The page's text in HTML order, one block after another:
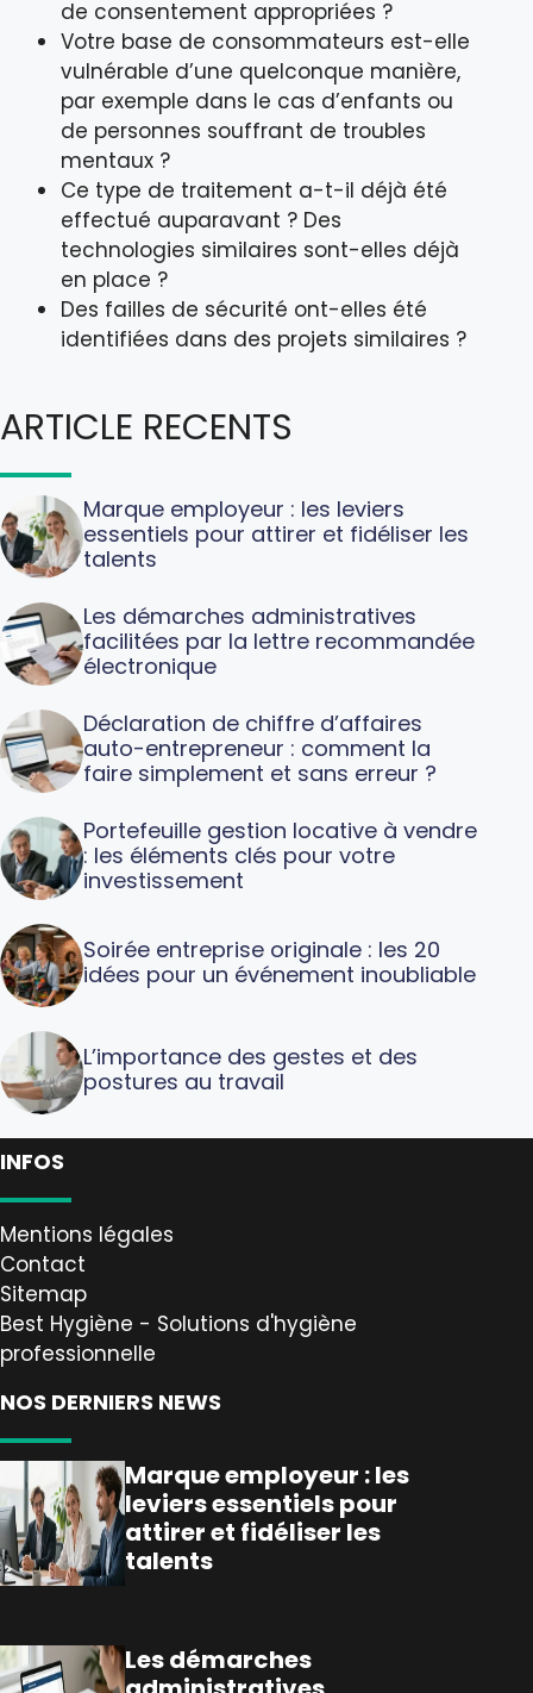
de consentement appropriées ?
Votre base de consommateurs est-elle
vulnérable d’une quelconque manière,
par exemple dans le cas d’enfants ou
de personnes souffrant de troubles
mentaux ?
Ce type de traitement a-t-il déjà été
effectué auparavant ? Des
technologies similaires sont-elles déjà
en place ?
Des failles de sécurité ont-elles été
identifiées dans des projets similaires ?
ARTICLE RECENTS
Marque employeur : les leviers
essentiels pour attirer et fidéliser les
talents
Les démarches administratives
facilitées par la lettre recommandée
électronique
Déclaration de chiffre d’affaires
auto-entrepreneur : comment la
faire simplement et sans erreur ?
Portefeuille gestion locative à vendre
: les éléments clés pour votre
investissement
Soirée entreprise originale : les 20
idées pour un événement inoubliable
L’importance des gestes et des
postures au travail
INFOS
Mentions légales
Contact
Sitemap
Best Hygiène - Solutions d'hygiène
professionnelle
NOS DERNIERS NEWS
Marque employeur : les
leviers essentiels pour
attirer et fidéliser les
talents
Les démarches